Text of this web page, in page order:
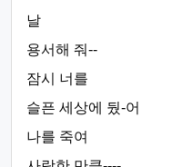
날
용서해 줘--
잠시 너를
슬픈 세상에 뒀-어
나를 죽여